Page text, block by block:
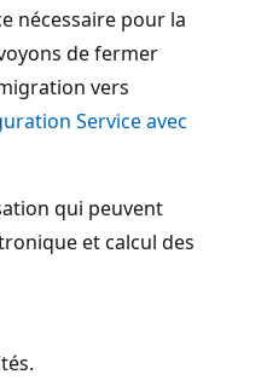
nécessaire pour la
de fermer
vers
Service avec
qui peuvent
et calcul des